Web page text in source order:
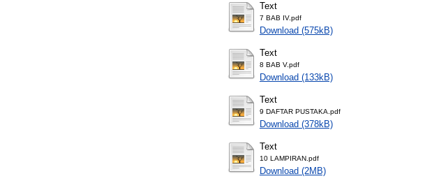
Text
7 BAB IV.pdf
Download (575kB)
Text
8 BAB V.pdf
Download (133kB)
Text
9 DAFTAR PUSTAKA.pdf
Download (378kB)
Text
10 LAMPIRAN.pdf
Download (2MB)